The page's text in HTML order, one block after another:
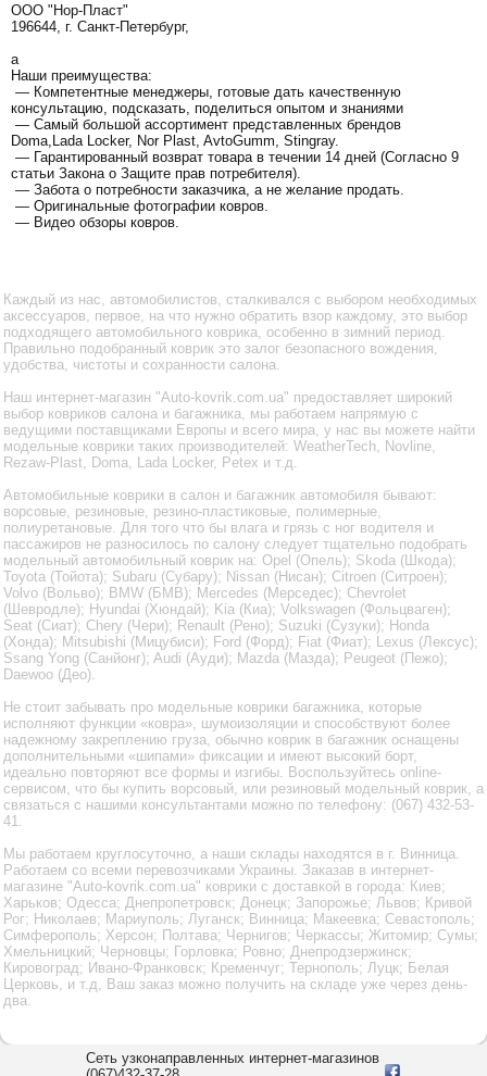
ООО "Нор-Пласт"
196644, г. Санкт-Петербург,
a
Наши преимущества:
— Компетентные менеджеры, готовые дать качественную
консультацию, подсказать, поделиться опытом и знаниями
— Самый большой ассортимент представленных брендов
Doma,Lada Locker, Nor Plast, AvtoGumm, Stingray.
— Гарантированный возврат товара в течении 14 дней (Согласно 9
статьи Закона о Защите прав потребителя).
— Забота о потребности заказчика, а не желание продать.
— Оригинальные фотографии ковров.
— Видео обзоры ковров.
Каждый из нас, автомобилистов, сталкивался с выбором необходимых
аксессуаров, первое, на что нужно обратить взор каждому, это выбор
подходящего автомобильного коврика, особенно в зимний период.
Правильно подобранный коврик это залог безопасного вождения,
удобства, чистоты и сохранности салона.
Наш интернет-магазин "Auto-kovrik.com.ua" предоставляет широкий
выбор ковриков салона и багажника, мы работаем напрямую с
ведущими поставщиками Европы и всего мира, у нас вы можете найти
модельные коврики таких производителей: WeatherTech, Novline,
Rezaw-Plast, Doma, Lada Locker, Petex и т.д.
Автомобильные коврики в салон и багажник автомобиля бывают:
ворсовые, резиновые, резино-пластиковые, полимерные,
полиуретановые. Для того что бы влага и грязь с ног водителя и
пассажиров не разносилось по салону следует тщательно подобрать
модельный автомобильный коврик на: Opel (Опель); Skoda (Шкода);
Toyota (Тойота); Subaru (Субару); Nissan (Нисан); Citroen (Ситроен);
Volvo (Вольво); BMW (БМВ); Mercedes (Мерседес); Chevrolet
(Шевродле); Hyundai (Хюндай); Kia (Киа); Volkswagen (Фольцваген);
Seat (Сиат); Chery (Чери); Renault (Рено); Suzuki (Сузуки); Honda
(Хонда); Mitsubishi (Мицубиси); Ford (Форд); Fiat (Фиат); Lexus (Лексус);
Ssang Yong (Санйонг); Audi (Ауди); Mazda (Мазда); Peugeot (Пежо);
Daewoo (Део).
Не стоит забывать про модельные коврики багажника, которые
исполняют функции «ковра», шумоизоляции и способствуют более
надежному закреплению груза, обычно коврик в багажник оснащены
дополнительными «шипами» фиксации и имеют высокий борт,
идеально повторяют все формы и изгибы. Воспользуйтесь online-
сервисом, что бы купить ворсовый, или резиновый модельный коврик, а
связаться с нашими консультантами можно по телефону: (067) 432-53-
41.
Мы работаем круглосуточно, а наши склады находятся в г. Винница.
Работаем со всеми перевозчиками Украины. Заказав в интернет-
магазине "Auto-kovrik.com.ua" коврики с доставкой в города: Киев;
Харьков; Одесса; Днепропетровск; Донецк; Запорожье; Львов; Кривой
Рог; Николаев; Мариуполь; Луганск; Винница; Макеевка; Севастополь;
Симферополь; Херсон; Полтава; Чернигов; Черкассы; Житомир; Сумы;
Хмельницкий; Черновцы; Горловка; Ровно; Днепродзержинск;
Кировоград; Ивано-Франковск; Кременчуг; Тернополь; Луцк; Белая
Церковь, и т.д, Ваш заказ можно получить на складе уже через день-
два.
Сеть узконаправленных интернет-магазинов